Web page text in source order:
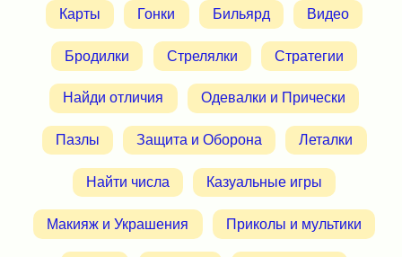
Карты Гонки Бильярд Видео
Бродилки Стрелялки Стратегии
Найди отличия Одевалки и Прически
Пазлы Защита и Оборона Леталки
Найти числа Казуальные игры
Макияж и Украшения Приколы и мультики